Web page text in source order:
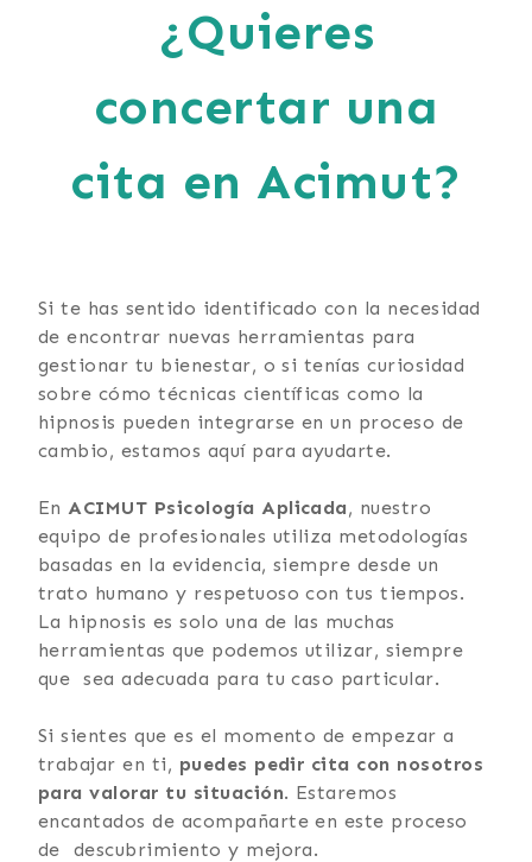
¿Quieres
concertar una
cita en Acimut?
Si te has sentido identificado con la necesidad
de encontrar nuevas herramientas para
gestionar tu bienestar, o si tenías curiosidad
sobre cómo técnicas científicas como la
hipnosis pueden integrarse en un proceso de
cambio, estamos aquí para ayudarte.
EnACIMUT Psicología Aplicada, nuestro
equipo de profesionales utiliza metodologías
basadas en la evidencia, siempre desde un
trato humano y respetuoso con tus tiempos.
La hipnosis es solo una de las muchas
herramientas que podemos utilizar, siempre
que sea adecuada para tu caso particular.
Si sientes que es el momento de empezar a
trabajar en ti, puedes pedir cita con nosotros
para valorar tu situación. Estaremos
encantados de acompañarte en este proceso
de descubrimiento y mejora.